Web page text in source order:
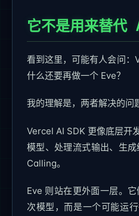
它不是用来替
看到这里，可能有人会问
什么还要再做一个 Eve？
我的理解是，两者解决的问
Vercel AI SDK 更像底层开
模型、处理流式输出、生
Calling。
Eve 则站在更外面一层。
次模型，而是一个可能运